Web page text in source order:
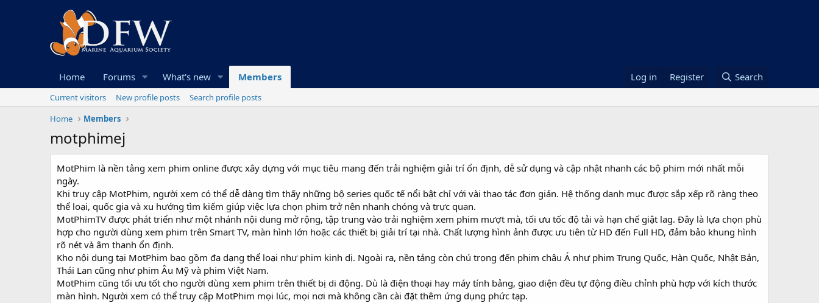
Home Forums What's new Members Log in Register Search
Current visitors New profile posts
Search profile posts
Home
Members
motphimej
MotPhim là nền tảng xem phim online được xây dựng với mục tiêu mang đến trải nghiệm giải trí ổn định, dễ sử dụng và cập nhật nhanh các bộ phim mới nhất mỗi
ngày.
Khi truy cập MotPhim, người xem có thể dễ dàng tìm thấy những bộ series quốc tế nổi bật chỉ với vài thao tác đơn giản. Hệ thống danh mục được sắp xếp rõ ràng theo
thể loại, quốc gia và xu hướng tìm kiếm giúp việc lựa chọn phim trở nên nhanh chóng và trực quan.
MotPhimTV được phát triển như một nhánh nội dung mở rộng, tập trung vào trải nghiệm xem phim mượt mà, tối ưu tốc độ tải và hạn chế giật lag. Đây là lựa chọn phù
hợp cho người dùng xem phim trên Smart TV, màn hình lớn hoặc các thiết bị giải trí tại nhà. Chất lượng hình ảnh được ưu tiên từ HD đến Full HD, đảm bảo khung hình
rõ nét và âm thanh ổn định.
Kho nội dung tại MotPhim bao gồm đa dạng thể loại như phim kinh dị. Ngoài ra, nền tảng còn chú trọng đến phim châu Á như phim Trung Quốc, Hàn Quốc, Nhật Bản,
Thái Lan cũng như phim Âu Mỹ và phim Việt Nam.
MotPhim cũng tối ưu tốt cho người dùng xem phim trên thiết bị di động. Dù là điện thoại hay máy tính bảng, giao diện đều tự động điều chỉnh phù hợp với kích thước
màn hình. Người xem có thể truy cập MotPhim mọi lúc, mọi nơi mà không cần cài đặt thêm ứng dụng phức tạp.